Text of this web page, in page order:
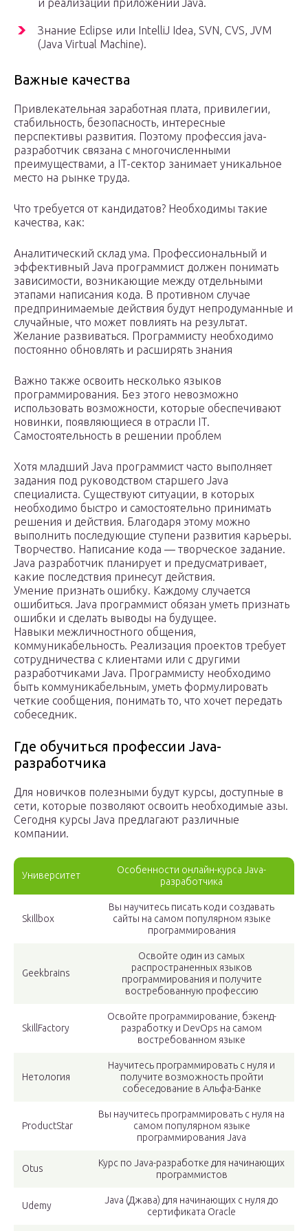
и реализации приложений Java.
Знание Eclipse или IntelliJ Idea, SVN, CVS, JVM
(Java Virtual Machine).
Важные качества
Привлекательная заработная плата, привилегии,
стабильность, безопасность, интересные
перспективы развития. Поэтому профессия java-
разработчик связана с многочисленными
преимуществами, а IT-сектор занимает уникальное
место на рынке труда.
Что требуется от кандидатов? Необходимы такие
качества, как:
Аналитический склад ума. Профессиональный и
эффективный Java программист должен понимать
зависимости, возникающие между отдельными
этапами написания кода. В противном случае
предпринимаемые действия будут непродуманные и
случайные, что может повлиять на результат.
Желание развиваться. Программисту необходимо
постоянно обновлять и расширять знания
Важно также освоить несколько языков
программирования. Без этого невозможно
использовать возможности, которые обеспечивают
новинки, появляющиеся в отрасли IT.
Самостоятельность в решении проблем
Хотя младший Java программист часто выполняет
задания под руководством старшего Java
специалиста. Существуют ситуации, в которых
необходимо быстро и самостоятельно принимать
решения и действия. Благодаря этому можно
выполнить последующие ступени развития карьеры.
Творчество. Написание кода — творческое задание.
Java разработчик планирует и предусматривает,
какие последствия принесут действия.
Умение признать ошибку. Каждому случается
ошибиться. Java программист обязан уметь признать
ошибки и сделать выводы на будущее.
Навыки межличностного общения,
коммуникабельность. Реализация проектов требует
сотрудничества с клиентами или с другими
разработчиками Java. Программисту необходимо
быть коммуникабельным, уметь формулировать
четкие сообщения, понимать то, что хочет передать
собеседник.
Где обучиться профессии Java-
разработчика
Для новичков полезными будут курсы, доступные в
сети, которые позволяют освоить необходимые азы.
Сегодня курсы Java предлагают различные
компании.
Университет
Особенности онлайн-курса Java-
разработчика
Skillbox
Вы научитесь писать код и создавать
сайты на самом популярном языке
программирования
Geekbrains
Освойте один из самых
распространенных языков
программирования и получите
востребованную профессию
SkillFactory
Освойте программирование, бэкенд-
разработку и DevOps на самом
востребованном языке
Нетология
Научитесь программировать с нуля и
получите возможность пройти
собеседование в Альфа-Банке
ProductStar
Вы научитесь программировать с нуля на
самом популярном языке
программирования Java
Otus
Курс по Java-разработке для начинающих
программистов
Udemy
Java (Джава) для начинающих с нуля до
сертификата Oracle